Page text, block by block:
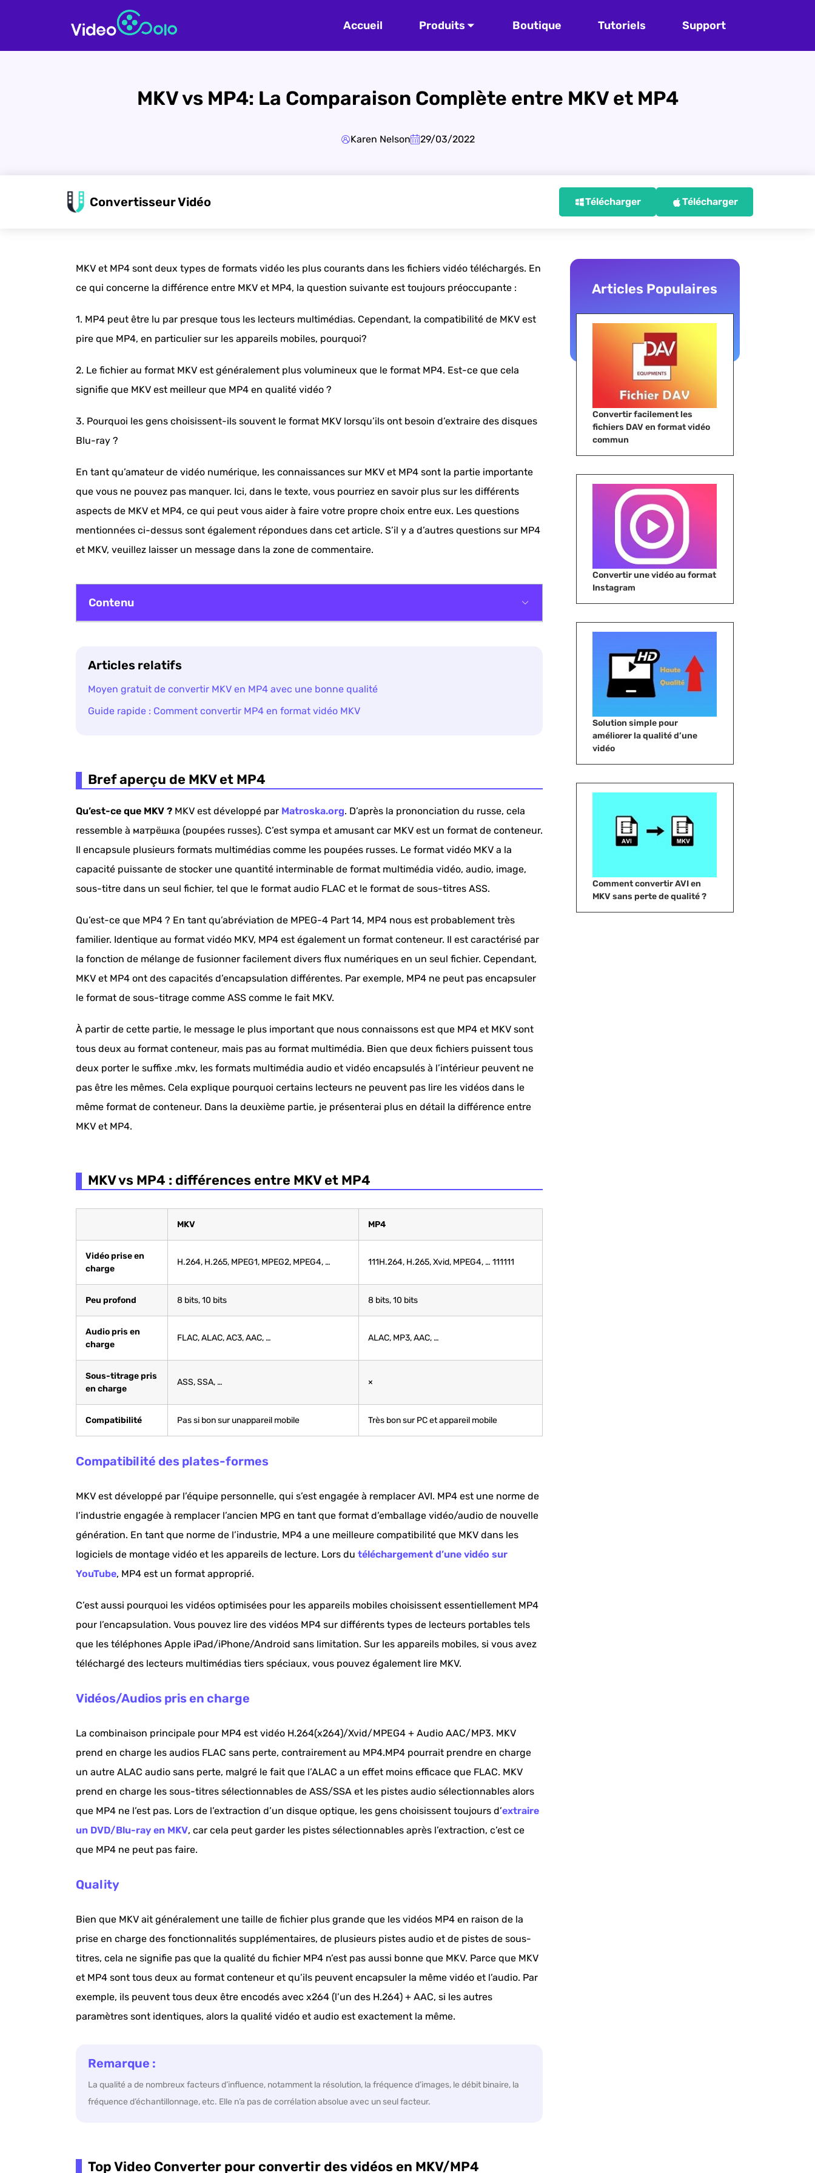
Accueil Produits Boutique Tutoriels Support
MKV vs MP4: La Comparaison Complète entre MKV et MP4
Karen Nelson 29/03/2022
Convertisseur Vidéo Télécharger Télécharger
MKV et MP4 sont deux types de formats vidéo les plus courants dans les fichiers vidéo téléchargés. En
ce qui concerne la différence entre MKV et MP4, la question suivante est toujours préoccupante :
1. MP4 peut être lu par presque tous les lecteurs multimédias. Cependant, la compatibilité de MKV est
pire que MP4, en particulier sur les appareils mobiles, pourquoi?
2. Le fichier au format MKV est généralement plus volumineux que le format MP4. Est-ce que cela
signifie que MKV est meilleur que MP4 en qualité vidéo ?
3. Pourquoi les gens choisissent-ils souvent le format MKV lorsqu’ils ont besoin d’extraire des disques
Blu-ray ?
En tant qu’amateur de vidéo numérique, les connaissances sur MKV et MP4 sont la partie importante
que vous ne pouvez pas manquer. Ici, dans le texte, vous pourriez en savoir plus sur les différents
aspects de MKV et MP4, ce qui peut vous aider à faire votre propre choix entre eux. Les questions
mentionnées ci-dessus sont également répondues dans cet article. S’il y a d’autres questions sur MP4
et MKV, veuillez laisser un message dans la zone de commentaire.
Contenu
MKV vs MP4 : différences entre MKV et MP4
Top Video Converter pour convertir des vidéos en MKV/MP4
Articles relatifs
Moyen gratuit de convertir MKV en MP4 avec une bonne qualité
Guide rapide : Comment convertir MP4 en format vidéo MKV
Bref aperçu de MKV et MP4
Qu’est-ce que MKV ?MKV est développé par Matroska.org. D’après la prononciation du russe, cela
ressemble à матрёшка (poupées russes). C’est sympa et amusant car MKV est un format de conteneur.
Il encapsule plusieurs formats multimédias comme les poupées russes. Le format vidéo MKV a la
capacité puissante de stocker une quantité interminable de format multimédia vidéo, audio, image,
sous-titre dans un seul fichier, tel que le format audio FLAC et le format de sous-titres ASS.
Qu’est-ce que MP4 ? En tant qu’abréviation de MPEG-4 Part 14, MP4 nous est probablement très
familier. Identique au format vidéo MKV, MP4 est également un format conteneur. Il est caractérisé par
la fonction de mélange de fusionner facilement divers flux numériques en un seul fichier. Cependant,
MKV et MP4 ont des capacités d’encapsulation différentes. Par exemple, MP4 ne peut pas encapsuler
le format de sous-titrage comme ASS comme le fait MKV.
À partir de cette partie, le message le plus important que nous connaissons est que MP4 et MKV sont
tous deux au format conteneur, mais pas au format multimédia. Bien que deux fichiers puissent tous
deux porter le suffixe .mkv, les formats multimédia audio et vidéo encapsulés à l’intérieur peuvent ne
pas être les mêmes. Cela explique pourquoi certains lecteurs ne peuvent pas lire les vidéos dans le
même format de conteneur. Dans la deuxième partie, je présenterai plus en détail la différence entre
MKV et MP4.
MKV vs MP4 : différences entre MKV et MP4
MKV MP4
Vidéo prise en
charge
H.264, H.265, MPEG1, MPEG2, MPEG4, … 111H.264, H.265, Xvid, MPEG4, … 111111
Peu profond 8 bits, 10 bits 8 bits, 10 bits
Audio pris en
charge
FLAC, ALAC, AC3, AAC, … ALAC, MP3, AAC, …
Sous-titrage pris
en charge
ASS, SSA, … ×
Compatibilité Pas si bon sur unappareil mobile Très bon sur PC et appareil mobile
Compatibilité des plates-formes
MKV est développé par l’équipe personnelle, qui s’est engagée à remplacer AVI. MP4 est une norme de
l’industrie engagée à remplacer l’ancien MPG en tant que format d’emballage vidéo/audio de nouvelle
génération. En tant que norme de l’industrie, MP4 a une meilleure compatibilité que MKV dans les
logiciels de montage vidéo et les appareils de lecture. Lors du téléchargement d’une vidéo sur
YouTube, MP4 est un format approprié.
C’est aussi pourquoi les vidéos optimisées pour les appareils mobiles choisissent essentiellement MP4
pour l’encapsulation. Vous pouvez lire des vidéos MP4 sur différents types de lecteurs portables tels
que les téléphones Apple iPad/iPhone/Android sans limitation. Sur les appareils mobiles, si vous avez
téléchargé des lecteurs multimédias tiers spéciaux, vous pouvez également lire MKV.
Vidéos/Audios pris en charge
La combinaison principale pour MP4 est vidéo H.264(x264)/Xvid/MPEG4 + Audio AAC/MP3. MKV
prend en charge les audios FLAC sans perte, contrairement au MP4.MP4 pourrait prendre en charge
un autre ALAC audio sans perte, malgré le fait que l’ALAC a un effet moins efficace que FLAC. MKV
prend en charge les sous-titres sélectionnables de ASS/SSA et les pistes audio sélectionnables alors
que MP4 ne l’est pas. Lors de l’extraction d’un disque optique, les gens choisissent toujours d’extraire
un DVD/Blu-ray en MKV, car cela peut garder les pistes sélectionnables après l’extraction, c’est ce
que MP4 ne peut pas faire.
Quality
Bien que MKV ait généralement une taille de fichier plus grande que les vidéos MP4 en raison de la
prise en charge des fonctionnalités supplémentaires, de plusieurs pistes audio et de pistes de sous-
titres, cela ne signifie pas que la qualité du fichier MP4 n’est pas aussi bonne que MKV. Parce que MKV
et MP4 sont tous deux au format conteneur et qu’ils peuvent encapsuler la même vidéo et l’audio. Par
exemple, ils peuvent tous deux être encodés avec x264 (l’un des H.264) + AAC, si les autres
paramètres sont identiques, alors la qualité vidéo et audio est exactement la même.
Remarque :
La qualité a de nombreux facteurs d’influence, notamment la résolution, la fréquence d’images, le débit binaire, la
fréquence d’échantillonnage, etc. Elle n’a pas de corrélation absolue avec un seul facteur.
Top Video Converter pour convertir des vidéos en MKV/MP4
Articles Populaires
Convertir facilement les
fichiers DAV en format vidéo
commun
Convertir une vidéo au format
Instagram
Solution simple pour
améliorer la qualité d’une
vidéo
Comment convertir AVI en
MKV sans perte de qualité ?